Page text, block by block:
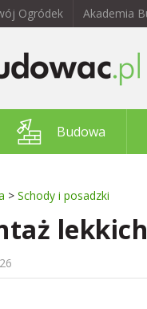
Ogródek Akademia
Budowa
> Schody i posadzki